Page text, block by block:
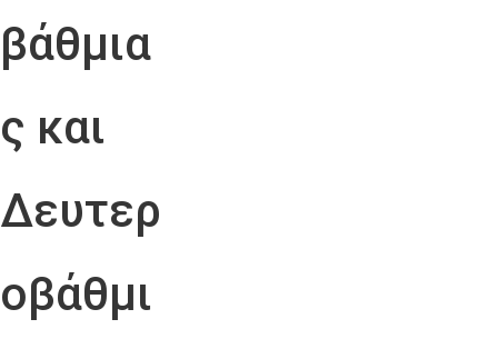
βάθμια
ς και
Δευτερ
οβάθμι